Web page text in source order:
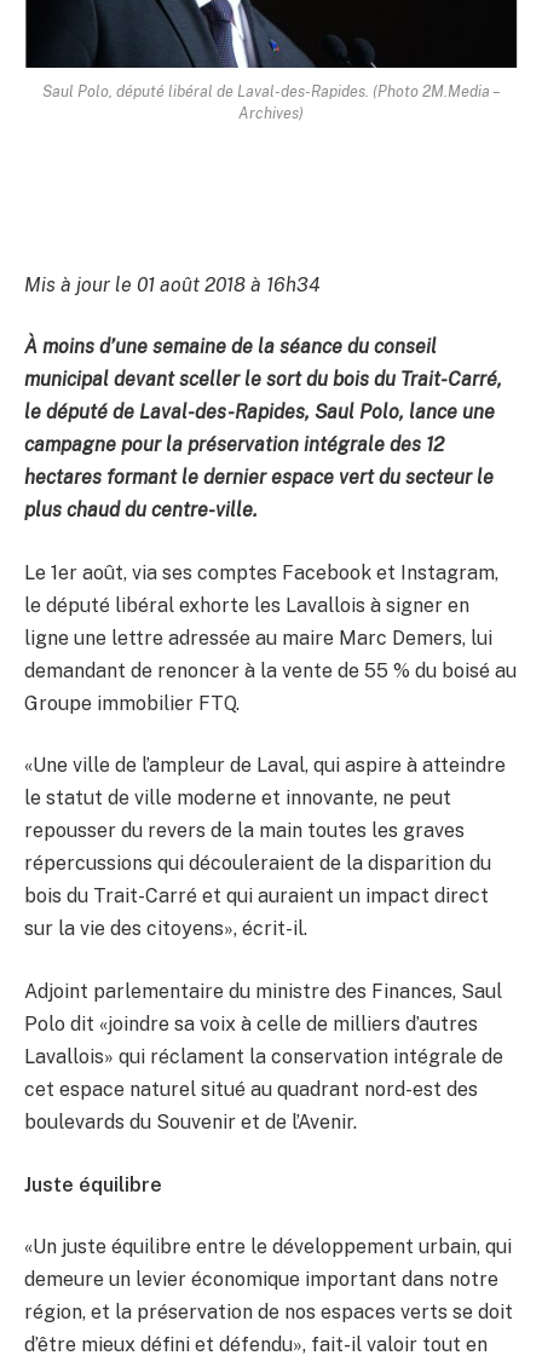
Saul Polo, député libéral de Laval-des-Rapides. (Photo 2M.Media –
Archives)
Mis à jour le 01 août 2018 à 16h34
À moins d’une semaine de la séance du conseil
municipal devant sceller le sort du bois du Trait-Carré,
le député de Laval-des-Rapides, Saul Polo, lance une
campagne pour la préservation intégrale des 12
hectares formant le dernier espace vert du secteur le
plus chaud du centre-ville.
Le 1er août, via ses comptes Facebook et Instagram,
le député libéral exhorte les Lavallois à signer en
ligne une lettre adressée au maire Marc Demers, lui
demandant de renoncer à la vente de 55 % du boisé au
Groupe immobilier FTQ.
«Une ville de l’ampleur de Laval, qui aspire à atteindre
le statut de ville moderne et innovante, ne peut
repousser du revers de la main toutes les graves
répercussions qui découleraient de la disparition du
bois du Trait-Carré et qui auraient un impact direct
sur la vie des citoyens», écrit-il.
Adjoint parlementaire du ministre des Finances, Saul
Polo dit «joindre sa voix à celle de milliers d’autres
Lavallois» qui réclament la conservation intégrale de
cet espace naturel situé au quadrant nord-est des
boulevards du Souvenir et de l’Avenir.
Juste équilibre
«Un juste équilibre entre le développement urbain, qui
demeure un levier économique important dans notre
région, et la préservation de nos espaces verts se doit
d’être mieux défini et défendu», fait-il valoir tout en